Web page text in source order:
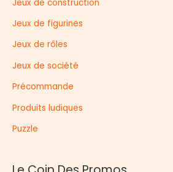
Jeux de construction
Jeux de figurines
Jeux de rôles
Jeux de société
Précommande
Produits ludiques
Puzzle